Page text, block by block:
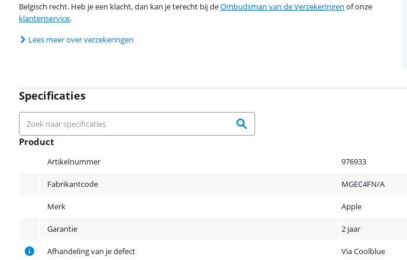
Belgisch recht. Heb je een klacht, dan kan je terecht bij deOmbudsman van de Verzekeringen of onze
klantenservice.
Lees meer over verzekeringen
Specificaties
Product
Artikelnummer 976933
Fabrikantcode MGEC4FN/A
Merk Apple
Garantie 2 jaar
Afhandeling van je defect Via Coolblue